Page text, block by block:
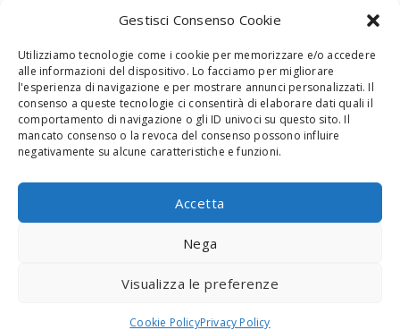
Gestisci Consenso Cookie
Utilizziamo tecnologie come i cookie per memorizzare e/o accedere
alle informazioni del dispositivo. Lo facciamo per migliorare
l'esperienza di navigazione e per mostrare annunci personalizzati. Il
consenso a queste tecnologie ci consentirà di elaborare dati quali il
comportamento di navigazione o gli ID univoci su questo sito. Il
mancato consenso o la revoca del consenso possono influire
negativamente su alcune caratteristiche e funzioni.
Accetta
Nega
Visualizza le preferenze
Cookie PolicyPrivacy Policy
Ricerca
per: